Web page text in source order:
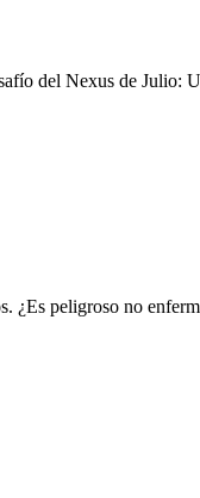
del Nexus de Julio:
peligroso no